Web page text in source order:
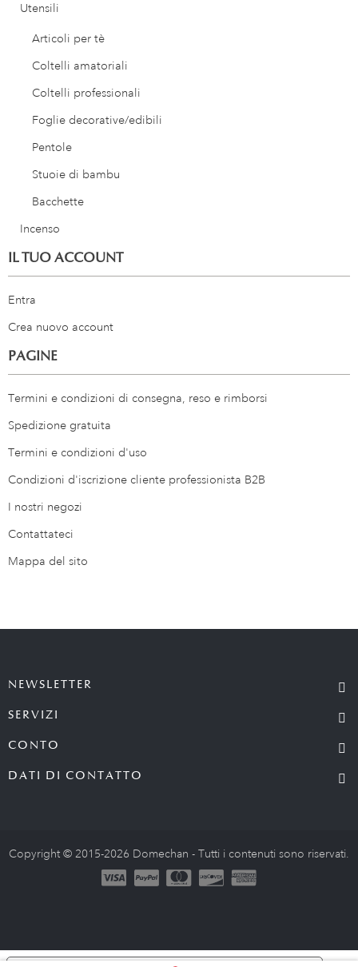
Utensili
Articoli per tè
Coltelli amatoriali
Coltelli professionali
Foglie decorative/edibili
Pentole
Stuoie di bambu
Bacchette
Incenso
IL TUO ACCOUNT
Entra
Crea nuovo account
PAGINE
Termini e condizioni di consegna, reso e rimborsi
Spedizione gratuita
Termini e condizioni d'uso
Condizioni d'iscrizione cliente professionista B2B
I nostri negozi
Contattateci
Mappa del sito
NEWSLETTER
SERVIZI
CONTO
DATI DI CONTATTO
Copyright © 2015-2026 Domechan - Tutti i contenuti sono riservati.